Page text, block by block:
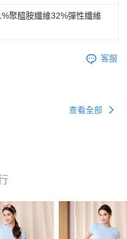
聚醯胺纖維32%彈性纖維
客服
查看全部